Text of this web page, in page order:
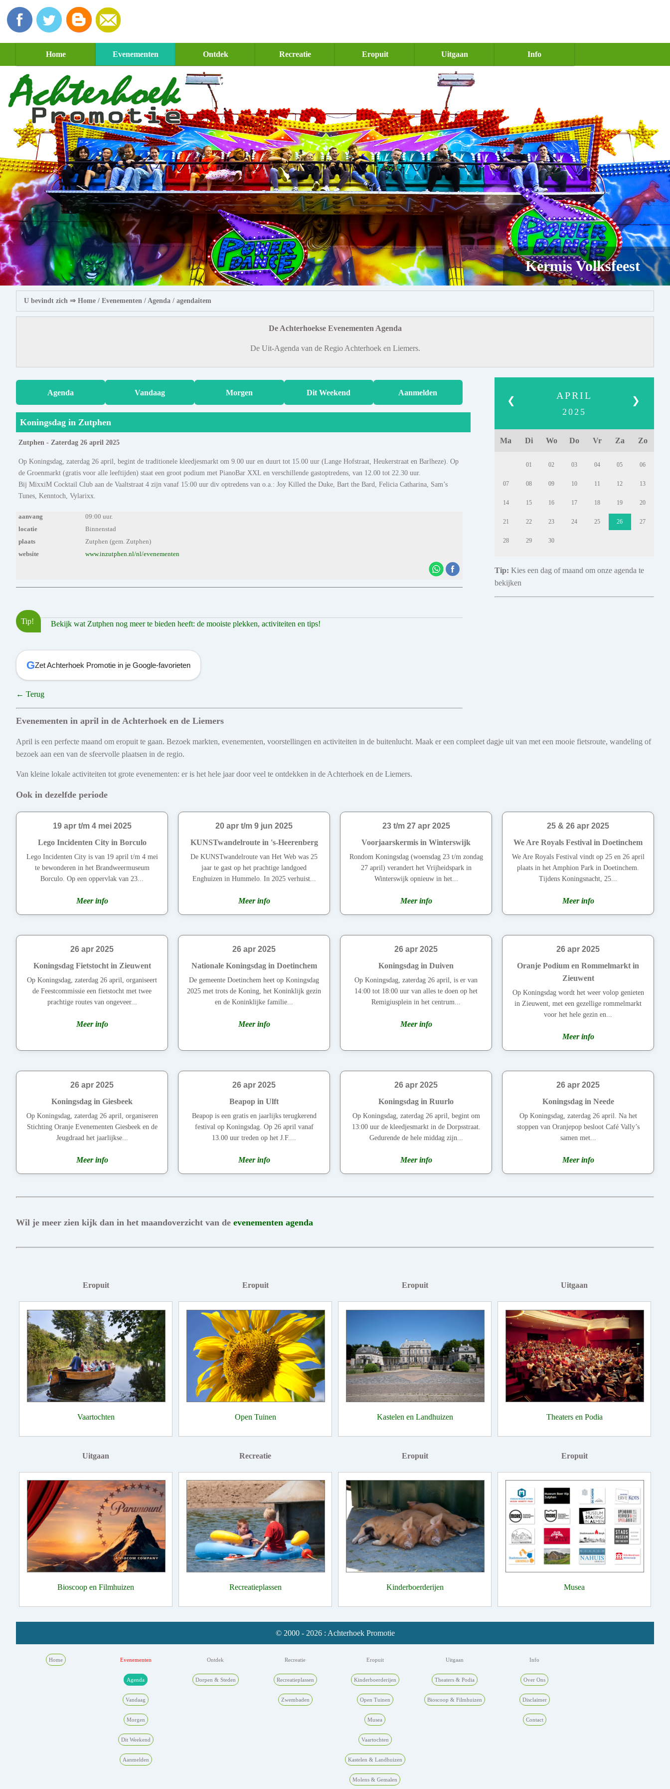
Home Evenementen Ontdek Recreatie Eropuit Uitgaan Info
Kermis Volksfeest
U bevindt zich ⇒ Home / Evenementen / Agenda / agendaitem
De Achterhoekse Evenementen Agenda
De Uit-Agenda van de Regio Achterhoek en Liemers.
Agenda Vandaag Morgen Dit Weekend Aanmelden
Koningsdag in Zutphen
Zutphen - Zaterdag 26 april 2025
Op Koningsdag, zaterdag 26 april, begint de traditionele kleedjesmarkt om 9.00 uur en duurt tot 15.00 uur (Lange Hofstraat, Heukerstraat en Barlheze). Op
de Groenmarkt (gratis voor alle leeftijden) staat een groot podium met PianoBar XXL en verschillende gastoptredens, van 12.00 tot 22.30 uur.
Bij MixxiM Cocktail Club aan de Vaaltstraat 4 zijn vanaf 15:00 uur div optredens van o.a.: Joy Killed the Duke, Bart the Bard, Felicia Catharina, Sam’s
Tunes, Kenntoch, Vylarixx.
aanvang
09:00 uur.
locatie
Binnenstad
plaats
Zutphen (gem. Zutphen)
website
www.inzutphen.nl/nl/evenementen
Tip! Bekijk wat Zutphen nog meer te bieden heeft: de mooiste plekken, activiteiten en tips!
GZet Achterhoek Promotie in je Google-favorieten
← Terug
❮ ❯
APRIL
2025
Ma Di Wo Do Vr Za Zo
01 02 03 04 05 06
07 08 09 10 11 12 13
14 15 16 17 18 19 20
21 22 23 24 25 26 27
28 29 30
Tip: Kies een dag of maand om onze agenda te
bekijken
Evenementen in april in de Achterhoek en de Liemers
April is een perfecte maand om eropuit te gaan. Bezoek markten, evenementen, voorstellingen en activiteiten in de buitenlucht. Maak er een compleet dagje uit van met een mooie fietsroute, wandeling of
bezoek aan een van de sfeervolle plaatsen in de regio.
Van kleine lokale activiteiten tot grote evenementen: er is het hele jaar door veel te ontdekken in de Achterhoek en de Liemers.
Ook in dezelfde periode
19 apr t/m 4 mei 2025
Lego Incidenten City in Borculo
Lego Incidenten City is van 19 april t/m 4 mei
te bewonderen in het Brandweermuseum
Borculo. Op een oppervlak van 23...
Meer info
20 apr t/m 9 jun 2025
KUNSTwandelroute in 's-Heerenberg
De KUNSTwandelroute van Het Web was 25
jaar te gast op het prachtige landgoed
Enghuizen in Hummelo. In 2025 verhuist...
Meer info
23 t/m 27 apr 2025
Voorjaarskermis in Winterswijk
Rondom Koningsdag (woensdag 23 t/m zondag
27 april) verandert het Vrijheidspark in
Winterswijk opnieuw in het...
Meer info
25 & 26 apr 2025
We Are Royals Festival in Doetinchem
We Are Royals Festival vindt op 25 en 26 april
plaats in het Amphion Park in Doetinchem.
Tijdens Koningsnacht, 25...
Meer info
26 apr 2025
Koningsdag Fietstocht in Zieuwent
Op Koningsdag, zaterdag 26 april, organiseert
de Feestcommissie een fietstocht met twee
prachtige routes van ongeveer...
Meer info
26 apr 2025
Nationale Koningsdag in Doetinchem
De gemeente Doetinchem heet op Koningsdag
2025 met trots de Koning, het Koninklijk gezin
en de Koninklijke familie...
Meer info
26 apr 2025
Koningsdag in Duiven
Op Koningsdag, zaterdag 26 april, is er van
14:00 tot 18:00 uur van alles te doen op het
Remigiusplein in het centrum...
Meer info
26 apr 2025
Oranje Podium en Rommelmarkt in
Zieuwent
Op Koningsdag wordt het weer volop genieten
in Zieuwent, met een gezellige rommelmarkt
voor het hele gezin en...
Meer info
26 apr 2025
Koningsdag in Giesbeek
Op Koningsdag, zaterdag 26 april, organiseren
Stichting Oranje Evenementen Giesbeek en de
Jeugdraad het jaarlijkse...
Meer info
26 apr 2025
Beapop in Ulft
Beapop is een gratis en jaarlijks terugkerend
festival op Koningsdag. Op 26 april vanaf
13.00 uur treden op het J.F....
Meer info
26 apr 2025
Koningsdag in Ruurlo
Op Koningsdag, zaterdag 26 april, begint om
13:00 uur de kleedjesmarkt in de Dorpsstraat.
Gedurende de hele middag zijn...
Meer info
26 apr 2025
Koningsdag in Neede
Op Koningsdag, zaterdag 26 april. Na het
stoppen van Oranjepop besloot Café Vally’s
samen met...
Meer info
Wil je meer zien kijk dan in het maandoverzicht van de evenementen agenda
Eropuit
Vaartochten
Eropuit
Open Tuinen
Eropuit
Kastelen en Landhuizen
Uitgaan
Theaters en Podia
Uitgaan
Bioscoop en Filmhuizen
Recreatie
Recreatieplassen
Eropuit
Kinderboerderijen
Eropuit
Musea
© 2000 - 2026 : Achterhoek Promotie
Home Evenementen
Agenda
Vandaag
Morgen
Dit Weekend
Aanmelden
Ontdek
Dorpen & Steden
Recreatie
Recreatieplassen
Zwembaden
Eropuit
Kinderboerderijen
Open Tuinen
Musea
Vaartochten
Kastelen & Landhuizen
Molens & Gemalen
Uitgaan
Theaters & Podia
Bioscoop & Filmhuizen
Info
Over Ons
Disclaimer
Contact